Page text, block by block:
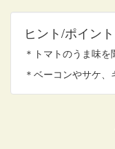
ヒント/ポイント
＊トマトのうま味を
＊ベーコンやサケ、